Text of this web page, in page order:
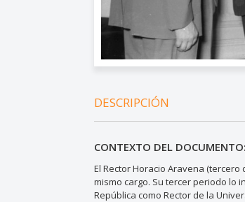
DESCRIPCIÓN
CONTEXTO DEL DOCUMENTO:
El Rector Horacio Aravena
mismo cargo. Su tercer periodo lo
República como Rector de la